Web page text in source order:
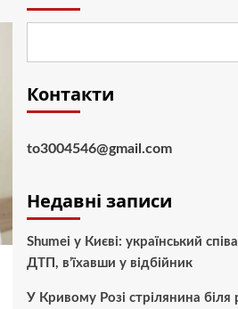
Контакти
to3004546@gmail.com
Недавні записи
Shumei у Києві: український
ДТП, в’їхавши у відбійник
У Кривому Розі стрілянина біля